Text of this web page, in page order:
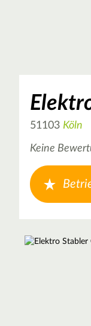
51103 Köln
Keine